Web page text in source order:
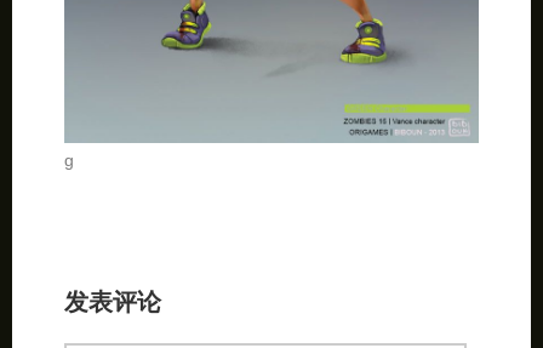
g
发表评论